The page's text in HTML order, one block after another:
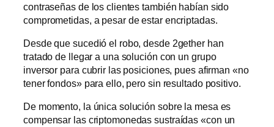
contraseñas de los clientes también habían sido
comprometidas, a pesar de estar encriptadas.
Desde que sucedió el robo, desde 2gether han
tratado de llegar a una solución con un grupo
inversor para cubrir las posiciones, pues afirman «no
tener fondos» para ello, pero sin resultado positivo.
De momento, la única solución sobre la mesa es
compensar las criptomonedas sustraídas «con un